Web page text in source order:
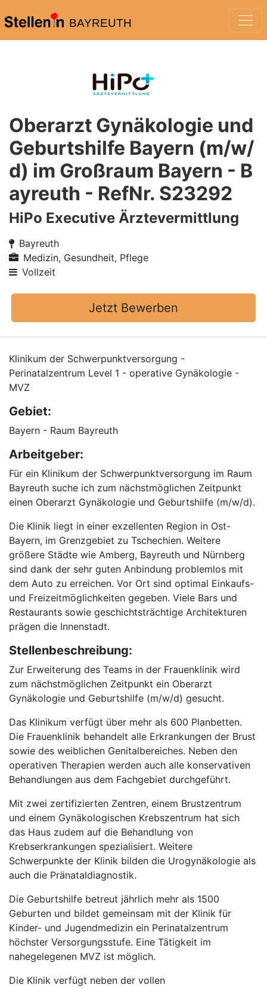
BAYREUTH
Oberarzt Gynäkologie und
Geburtshilfe Bayern (m/w/
d) im Großraum Bayern - B
ayreuth - RefNr. S23292
HiPo Executive Ärztevermittlung
Bayreuth
Medizin, Gesundheit, Pflege
Vollzeit
Jetzt Bewerben
Klinikum der Schwerpunktversorgung -
Perinatalzentrum Level 1 - operative Gynäkologie -
MVZ
Gebiet:
Bayern - Raum Bayreuth
Arbeitgeber:
Für ein Klinikum der Schwerpunktversorgung im Raum
Bayreuth suche ich zum nächstmöglichen Zeitpunkt
einen Oberarzt Gynäkologie und Geburtshilfe (m/w/d).
Die Klinik liegt in einer exzellenten Region in Ost-
Bayern, im Grenzgebiet zu Tschechien. Weitere
größere Städte wie Amberg, Bayreuth und Nürnberg
sind dank der sehr guten Anbindung problemlos mit
dem Auto zu erreichen. Vor Ort sind optimal Einkaufs-
und Freizeitmöglichkeiten gegeben. Viele Bars und
Restaurants sowie geschichtsträchtige Architekturen
prägen die Innenstadt.
Stellenbeschreibung:
Zur Erweiterung des Teams in der Frauenklinik wird
zum nächstmöglichen Zeitpunkt ein Oberarzt
Gynäkologie und Geburtshilfe (m/w/d) gesucht.
Das Klinikum verfügt über mehr als 600 Planbetten.
Die Frauenklinik behandelt alle Erkrankungen der Brust
sowie des weiblichen Genitalbereiches. Neben den
operativen Therapien werden auch alle konservativen
Behandlungen aus dem Fachgebiet durchgeführt.
Mit zwei zertifizierten Zentren, einem Brustzentrum
und einem Gynäkologischen Krebszentrum hat sich
das Haus zudem auf die Behandlung von
Krebserkrankungen spezialisiert. Weitere
Schwerpunkte der Klinik bilden die Urogynäkologie als
auch die Pränataldiagnostik.
Die Geburtshilfe betreut jährlich mehr als 1500
Geburten und bildet gemeinsam mit der Klinik für
Kinder- und Jugendmedizin ein Perinatalzentrum
höchster Versorgungsstufe. Eine Tätigkeit im
nahegelegenen MVZ ist möglich.
Die Klinik verfügt neben der vollen